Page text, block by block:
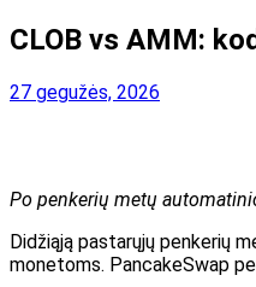
CLOB vs AMM:
27 gegužės, 2026
Po penkerių metų
Didžiąją pastarųjų penkerių
monetoms. PancakeSwap